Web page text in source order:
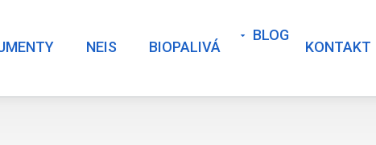
NEIS BIOPALIVÁ
BLOG
KONTAKT